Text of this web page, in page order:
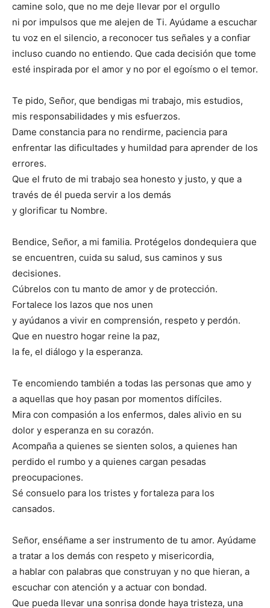
camine solo, que no me deje llevar por el orgullo
ni por impulsos que me alejen de Ti. Ayúdame a escuchar
tu voz en el silencio, a reconocer tus señales y a confiar
incluso cuando no entiendo. Que cada decisión que tome
esté inspirada por el amor y no por el egoísmo o el temor.
Te pido, Señor, que bendigas mi trabajo, mis estudios,
mis responsabilidades y mis esfuerzos.
Dame constancia para no rendirme, paciencia para
enfrentar las dificultades y humildad para aprender de los
errores.
Que el fruto de mi trabajo sea honesto y justo, y que a
través de él pueda servir a los demás
y glorificar tu Nombre.
Bendice, Señor, a mi familia. Protégelos dondequiera que
se encuentren, cuida su salud, sus caminos y sus
decisiones.
Cúbrelos con tu manto de amor y de protección.
Fortalece los lazos que nos unen
y ayúdanos a vivir en comprensión, respeto y perdón.
Que en nuestro hogar reine la paz,
la fe, el diálogo y la esperanza.
Te encomiendo también a todas las personas que amo y
a aquellas que hoy pasan por momentos difíciles.
Mira con compasión a los enfermos, dales alivio en su
dolor y esperanza en su corazón.
Acompaña a quienes se sienten solos, a quienes han
perdido el rumbo y a quienes cargan pesadas
preocupaciones.
Sé consuelo para los tristes y fortaleza para los
cansados.
Señor, enséñame a ser instrumento de tu amor. Ayúdame
a tratar a los demás con respeto y misericordia,
a hablar con palabras que construyan y no que hieran, a
escuchar con atención y a actuar con bondad.
Que pueda llevar una sonrisa donde haya tristeza, una